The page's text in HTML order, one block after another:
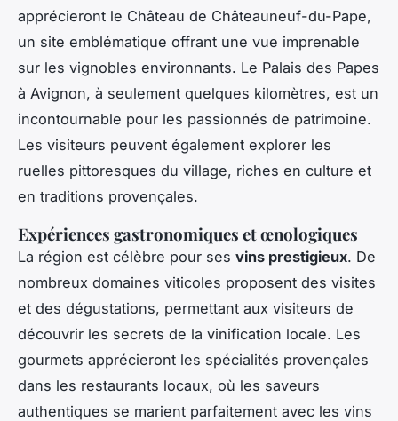
apprécieront le Château de Châteauneuf-du-Pape,
un site emblématique offrant une vue imprenable
sur les vignobles environnants. Le Palais des Papes
à Avignon, à seulement quelques kilomètres, est un
incontournable pour les passionnés de patrimoine.
Les visiteurs peuvent également explorer les
ruelles pittoresques du village, riches en culture et
en traditions provençales.
Expériences gastronomiques et œnologiques
La région est célèbre pour ses vins prestigieux. De
nombreux domaines viticoles proposent des visites
et des dégustations, permettant aux visiteurs de
découvrir les secrets de la vinification locale. Les
gourmets apprécieront les spécialités provençales
dans les restaurants locaux, où les saveurs
authentiques se marient parfaitement avec les vins